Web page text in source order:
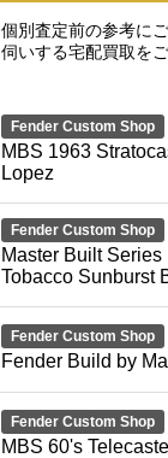
個別査定前の参考に
伺いする宅配買取を
Fender Custom Shop
MBS 1963
Lopez
Fender Custom Shop
Master Built
Tobacco Sunburst
Fender Custom Shop
Fender Build by
Fender Custom Shop
MBS 60's